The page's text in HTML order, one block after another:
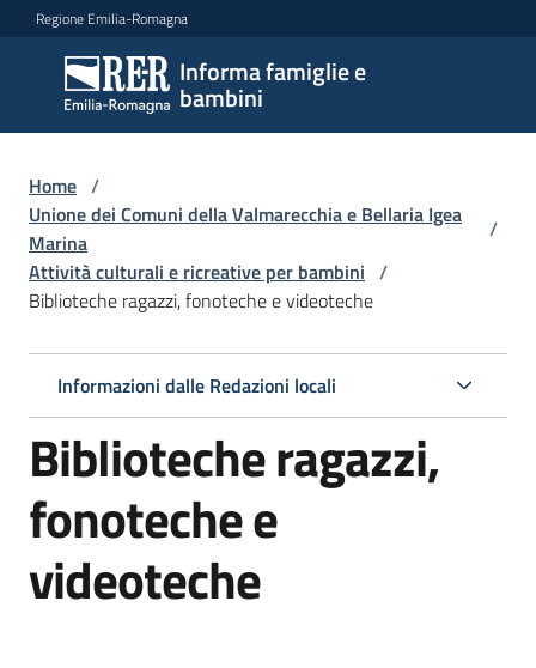
Vai al contenuto
Vai alla navigazione
Vai al footer
Regione Emilia-Romagna
Informa famiglie e
bambini
Informa
famiglie
e
Argomenti
Servizi
Centri
per
le
famiglie
Home /
Unione dei Comuni della Valmarecchia e Bellaria Igea
Marina
/
Attività culturali e ricreative per bambini /
Biblioteche ragazzi, fonoteche e videoteche
Informazioni dalle Redazioni locali
Biblioteche ragazzi,
fonoteche e
videoteche